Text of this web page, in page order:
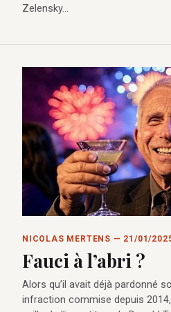
Zelensky…
NICOLAS MERTENS — 21/01/
Fauci à l’abri ?
Alors qu’il avait déjà pardonné
infraction commise depuis